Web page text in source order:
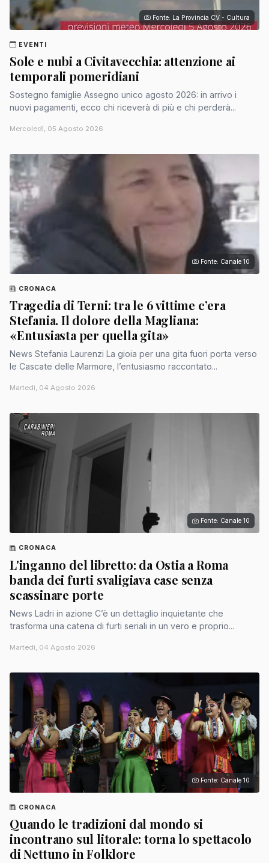
Fonte: La Provincia CV - Cultura
EVENTI
Sole e nubi a Civitavecchia: attenzione ai
temporali pomeridiani
Sostegno famiglie Assegno unico agosto 2026: in arrivo i
nuovi pagamenti, ecco chi riceverà di più e chi perderà...
Mercoledì, 05 Agosto 2026
Fonte: Canale 10
CRONACA
Tragedia di Terni: tra le 6 vittime c’era
Stefania. Il dolore della Magliana:
«Entusiasta per quella gita»
News Stefania Laurenzi La gioia per una gita fuori porta verso
le Cascate delle Marmore, l’entusiasmo raccontato...
Martedì, 04 Agosto 2026
Fonte: Canale 10
CRONACA
L'inganno del libretto: da Ostia a Roma
banda dei furti svaligiava case senza
scassinare porte
News Ladri in azione C’è un dettaglio inquietante che
trasforma una catena di furti seriali in un vero e proprio...
Martedì, 04 Agosto 2026
Fonte: Canale 10
CRONACA
Quando le tradizioni dal mondo si
incontrano sul litorale: torna lo spettacolo
di Nettuno in Folklore